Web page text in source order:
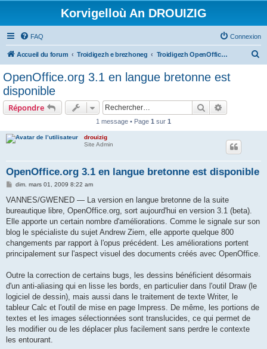
Korvigelloù An DROUIZIG
FAQ Connexion
Accueil du forum Troidigezh e brezhoneg Troidigezh OpenOffice.org e brezhoneg (1.1.x, 2.x ha 3.x)
OpenOffice.org 3.1 en langue bretonne est
disponible
Répondre Rechercher
1 message • Page 1 sur 1
drouizig
Site Admin
OpenOffice.org 3.1 en langue bretonne est disponible
M
s
a
g
dim. mars 01, 2009 8:22 am
VANNES/GWENED — La version en langue bretonne de la suite
bureautique libre, OpenOffice.org, sort aujourd'hui en version 3.1 (beta).
Elle apporte un certain nombre d'améliorations. Comme le signale sur son
blog le spécialiste du sujet Andrew Ziem, elle apporte quelque 800
changements par rapport à l'opus précédent. Les améliorations portent
principalement sur l'aspect visuel des documents créés avec OpenOffice.
Outre la correction de certains bugs, les dessins bénéficient désormais
d'un anti-aliasing qui en lisse les bords, en particulier dans l'outil Draw (le
logiciel de dessin), mais aussi dans le traitement de texte Writer, le
tableur Calc et l'outil de mise en page Impress. De même, les portions de
textes et les images sélectionnées sont translucides, ce qui permet de
les modifier ou de les déplacer plus facilement sans perdre le contexte
les entourant.